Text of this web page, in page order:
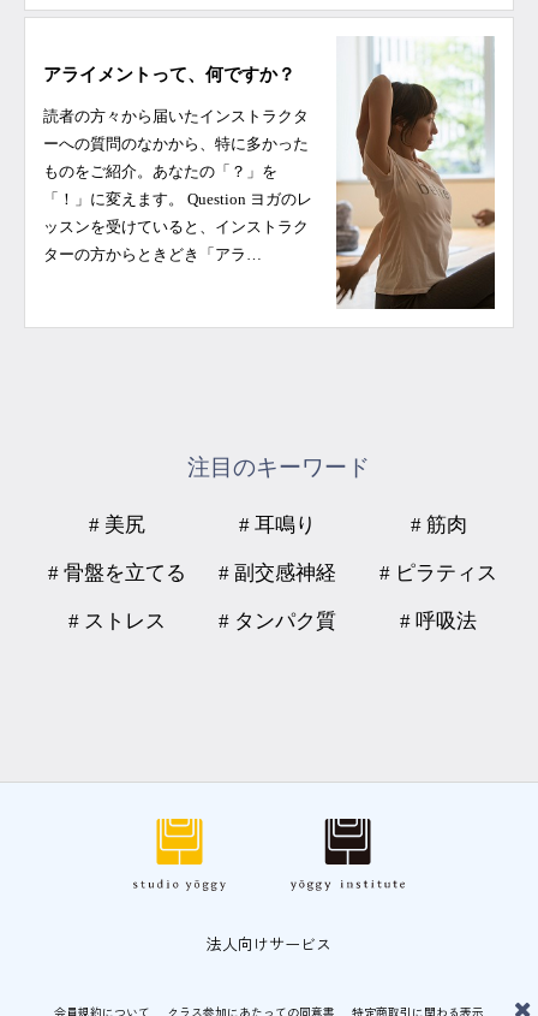
アライメントって、何ですか？
読者の方々から届いたインストラクタ
ーへの質問のなかから、特に多かった
ものをご紹介。あなたの「？」を
「！」に変えます。 Question ヨガのレ
ッスンを受けていると、インストラク
ターの方からときどき「アラ…
注目のキーワード
# 美尻 # 耳鳴り # 筋肉
# 骨盤を立てる # 副交感神経 # ピラティス
# ストレス # タンパク質 # 呼吸法
法人向けサービス
会員規約について クラス参加にあたっての同意書 特定商取引に関わる表示